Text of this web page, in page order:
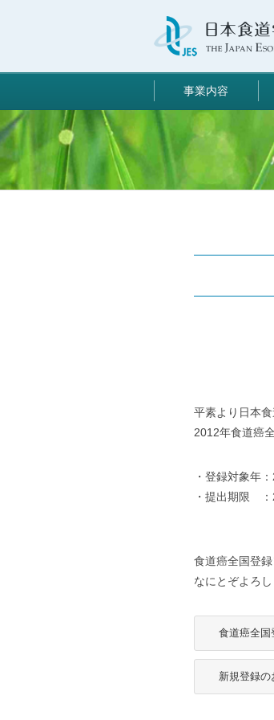
事業内容
平素より日本
2012年食道癌
・登録対象年
・提出期限 ：
食道癌全国登
なにとぞよろ
食道癌全国
新規登録の